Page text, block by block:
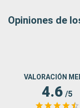
Opiniones de
VALORACIÓN
4.6 /5